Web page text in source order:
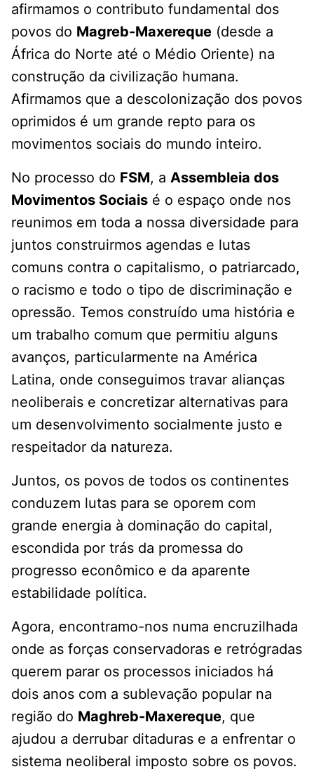
afirmamos o contributo fundamental dos
povos do Magreb-Maxereque (desde a
África do Norte até o Médio Oriente) na
construção da civilização humana.
Afirmamos que a descolonização dos povos
oprimidos é um grande repto para os
movimentos sociais do mundo inteiro.
No processo do FSM, a Assembleia dos
Movimentos Sociais é o espaço onde nos
reunimos em toda a nossa diversidade para
juntos construirmos agendas e lutas
comuns contra o capitalismo, o patriarcado,
o racismo e todo o tipo de discriminação e
opressão. Temos construído uma história e
um trabalho comum que permitiu alguns
avanços, particularmente na América
Latina, onde conseguimos travar alianças
neoliberais e concretizar alternativas para
um desenvolvimento socialmente justo e
respeitador da natureza.
Juntos, os povos de todos os continentes
conduzem lutas para se oporem com
grande energia à dominação do capital,
escondida por trás da promessa do
progresso econômico e da aparente
estabilidade política.
Agora, encontramo-nos numa encruzilhada
onde as forças conservadoras e retrógradas
querem parar os processos iniciados há
dois anos com a sublevação popular na
região do Maghreb-Maxereque, que
ajudou a derrubar ditaduras e a enfrentar o
sistema neoliberal imposto sobre os povos.